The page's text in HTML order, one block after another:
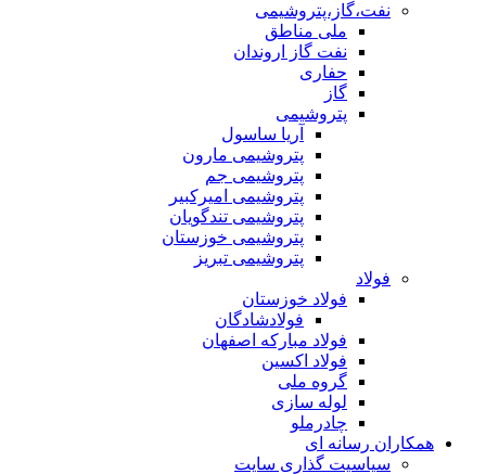
نفت،گاز،پتروشیمی
ملی مناطق
نفت گاز اروندان
حفاری
گاز
پتروشیمی
آریا ساسول
پتروشیمی مارون
پتروشیمی جم
پتروشیمی امیرکبیر
پتروشیمی تندگویان
پتروشیمی خوزستان
پتروشیمی تبریز
فولاد
فولاد خوزستان
فولادشادگان
فولاد مبارکه اصفهان
فولاد اکسین
گروه ملی
لوله سازی
چادرملو
همکاران رسانه ای
سیاسیت گذاری سایت